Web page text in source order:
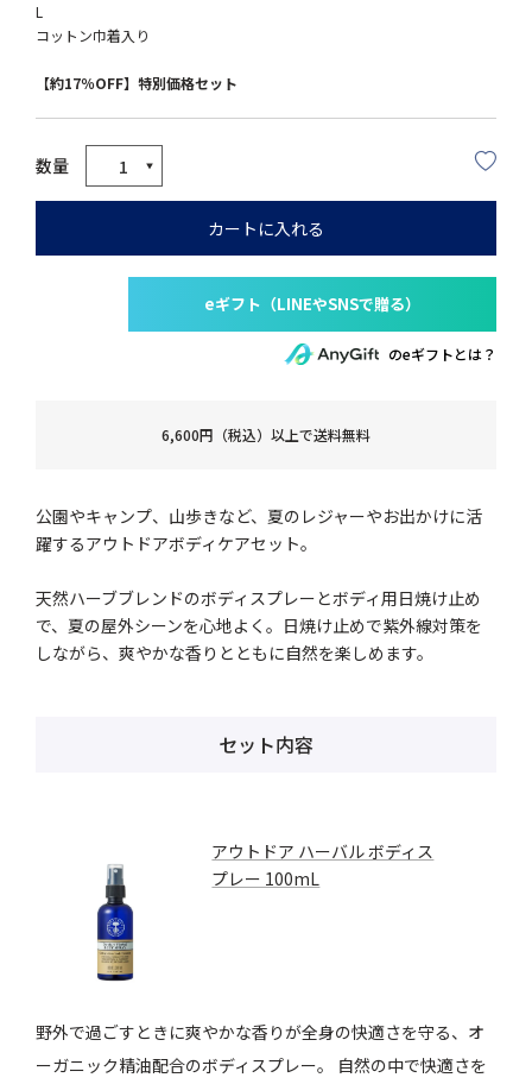
L
コットン巾着入り
【約17％OFF】特別価格セット
カートに入れる
のeギフトとは？
6,600円（税込）以上で送料無料
公園やキャンプ、山歩きなど、夏のレジャーやお出かけに活
躍するアウトドアボディケアセット。
天然ハーブブレンドのボディスプレーとボディ用日焼け止め
で、夏の屋外シーンを心地よく。日焼け止めで紫外線対策を
しながら、爽やかな香りとともに自然を楽しめます。
セット内容
アウトドア ハーバル ボディス
プレー 100mL
野外で過ごすときに爽やかな香りが全身の快適さを守る、オ
ーガニック精油配合のボディスプレー。 自然の中で快適さを